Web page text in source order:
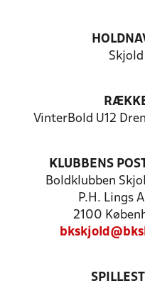
Skjold
VinterBold U12
KLUBBENS
Boldklubben
P.H. Lings
2100